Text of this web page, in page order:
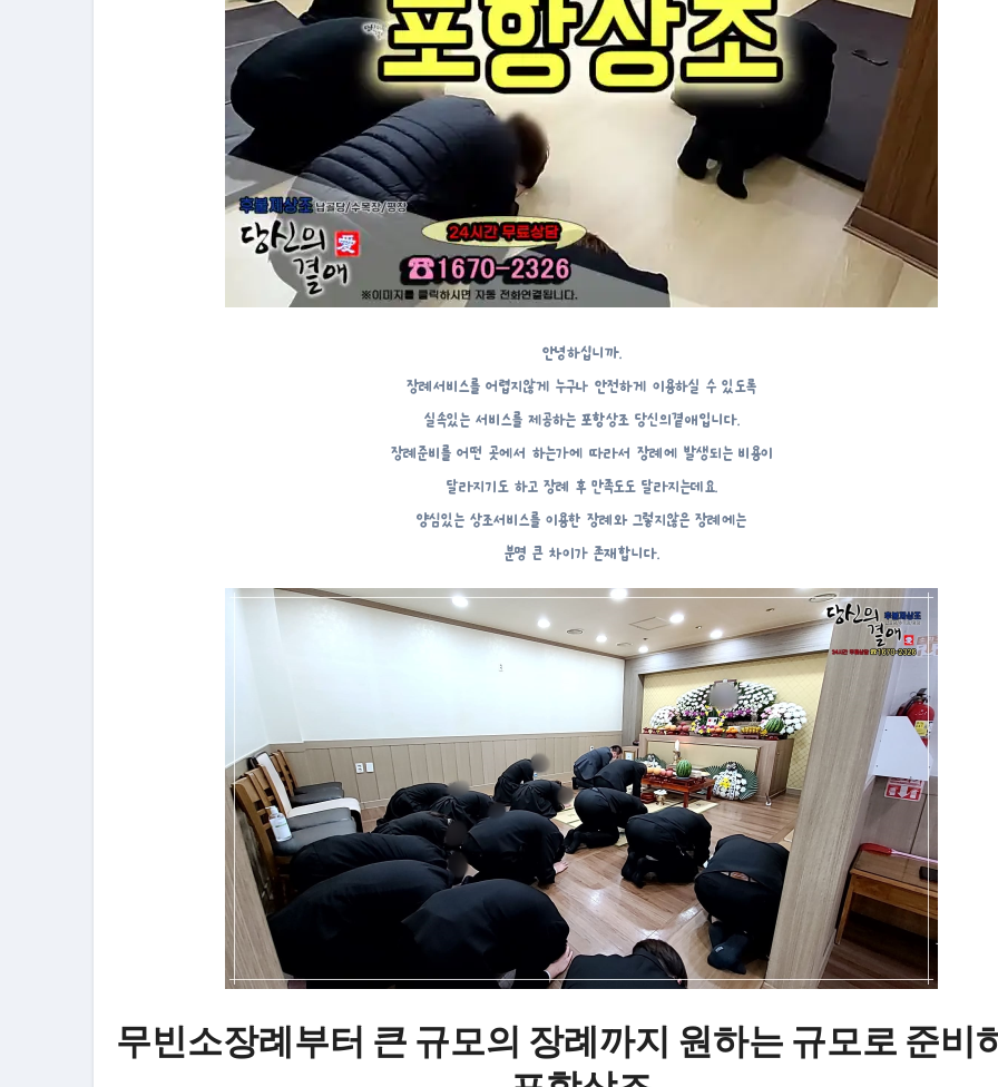
안녕하십니까.
장례서비스를 어렵지않게 누구나 안전하게 이용하실 수 있도록
실속있는 서비스를 제공하는 포항상조 당신의곁애입니다.
장례준비를 어떤 곳에서 하는가에 따라서 장례에 발생되는 비용이
달라지기도 하고 장례 후 만족도도 달라지는데요.
양심있는 상조서비스를 이용한 장례와 그렇지않은 장례에는
분명 큰 차이가 존재합니다.
무빈소장례부터 큰 규모의 장례까지 원하는 규모로 준비